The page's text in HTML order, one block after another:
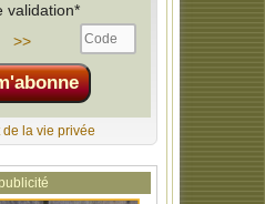
validation*
>>
de la vie privée
publicité